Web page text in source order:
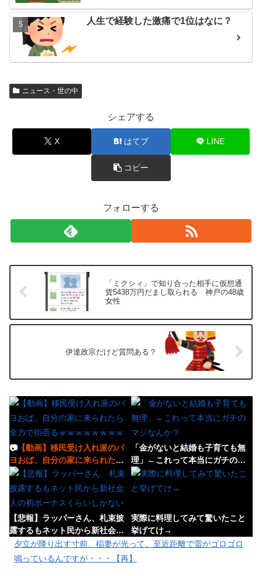
人生で経験した激痛で1位はなに？
ニュース・世の中
シェアする
X はてブ LINE
コピー
フォローする
「ミクシィ」で知り合った相手に仮想通
貨5438万円だまし取られる 神戸の48歳
女性
伊達政宗だけど質問ある？
📷【動画】移民受け入れ派のパ
ヨおば、自分の家に来られたら
全力で拒否るｗｗｗｗｗｗｗｗ
ｗｗ
「金がないと結婚も子育ても無
理」←これって本当にガチのマ
ジなんか？
【悲報】ラッパーさん、札束披
露するもネット民から新社会人
の初ボーナスくらいしかないと
笑われる
実際に料理してみて驚いたこと
挙げてけ→
夕立が降り出す寸前、稲妻が光って、至近距離で雷がゴロゴロ
鳴っているんですが・・・【再】